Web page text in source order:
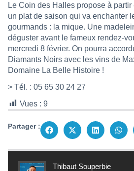
Le Coin des Halles propose à partir
un plat de saison qui va enchanter
gourmands : la mique. Une
déguster avant le fameux rendez-
mercredi 8 février. On pourra
Diamants Noirs avec les vins de
Domaine La Belle Histoire !
> Tél. : 05 65 30 24 27
Vues : 9
Partager :
Thibaut Souperbie